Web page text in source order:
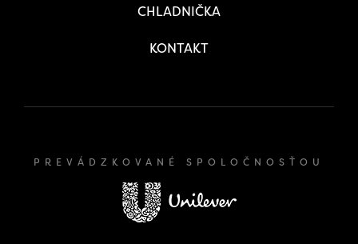
CHLADNIČKA
KONTAKT
PREVÁDZKOVANÉ SPOLOČNOSŤOU